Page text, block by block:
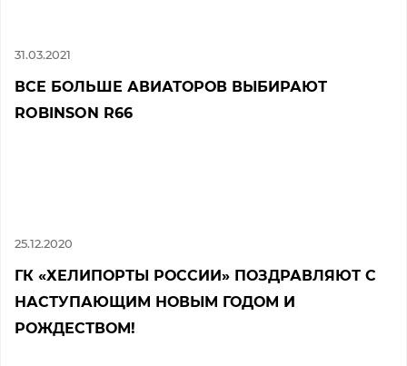
31.03.2021
ВСЕ БОЛЬШЕ АВИАТОРОВ ВЫБИРАЮТ
ROBINSON R66
25.12.2020
ГК «ХЕЛИПОРТЫ РОССИИ» ПОЗДРАВЛЯЮТ С
НАСТУПАЮЩИМ НОВЫМ ГОДОМ И
РОЖДЕСТВОМ!